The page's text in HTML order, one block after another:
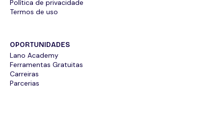
Política de privacidade
Termos de uso
OPORTUNIDADES
Lano Academy
Ferramentas Gratuitas
Carreiras
Parcerias